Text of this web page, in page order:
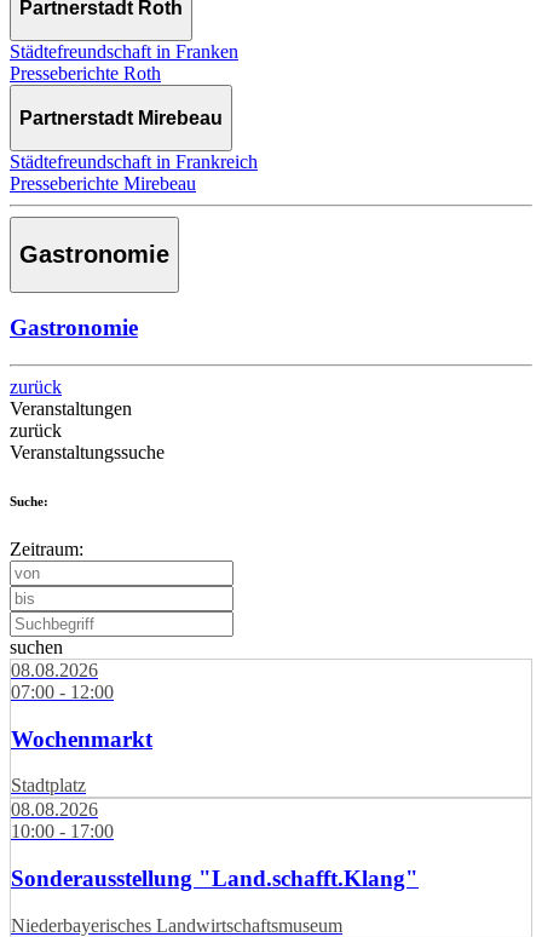
Partnerstadt Roth
Städtefreundschaft in Franken
Presseberichte Roth
Partnerstadt Mirebeau
Städtefreundschaft in Frankreich
Presseberichte Mirebeau
Gastronomie
Gastronomie
zurück
Veranstaltungen
zurück
Veranstaltungssuche
Suche:
Zeitraum:
suchen
08.08.2026
07:00 - 12:00
Wochenmarkt
Stadtplatz
08.08.2026
10:00 - 17:00
Sonderausstellung "Land.schafft.Klang"
Niederbayerisches Landwirtschaftsmuseum